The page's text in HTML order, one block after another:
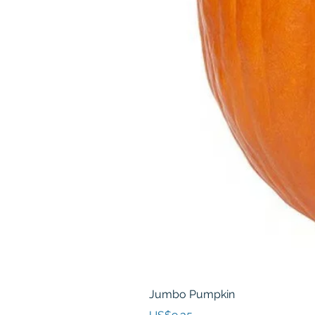
Jumbo Pumpkin